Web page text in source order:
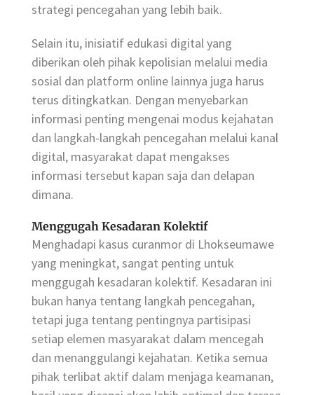
strategi pencegahan yang lebih baik.
Selain itu, inisiatif edukasi digital yang
diberikan oleh pihak kepolisian melalui media
sosial dan platform online lainnya juga harus
terus ditingkatkan. Dengan menyebarkan
informasi penting mengenai modus kejahatan
dan langkah-langkah pencegahan melalui kanal
digital, masyarakat dapat mengakses
informasi tersebut kapan saja dan delapan
dimana.
Menggugah Kesadaran Kolektif
Menghadapi kasus curanmor di Lhokseumawe
yang meningkat, sangat penting untuk
menggugah kesadaran kolektif. Kesadaran ini
bukan hanya tentang langkah pencegahan,
tetapi juga tentang pentingnya partisipasi
setiap elemen masyarakat dalam mencegah
dan menanggulangi kejahatan. Ketika semua
pihak terlibat aktif dalam menjaga keamanan,